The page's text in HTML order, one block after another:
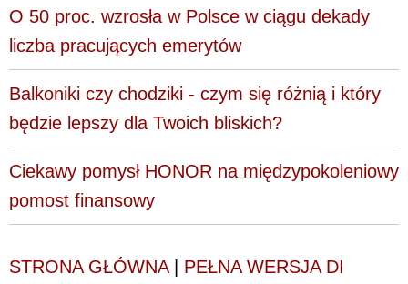
O 50 proc. wzrosła w Polsce w ciągu dekady
liczba pracujących emerytów
Balkoniki czy chodziki - czym się różnią i który
będzie lepszy dla Twoich bliskich?
Ciekawy pomysł HONOR na międzypokoleniowy
pomost finansowy
STRONA GŁÓWNA| PEŁNA WERSJA DI